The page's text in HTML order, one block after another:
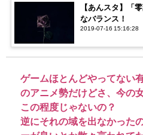
【あんスタ】「
なバランス！
2019-07-16 15:16:28
ゲームほとんどやってない
のアニメ勢だけどさ、今の
この程度じゃないの？
逆にそれの域を出なかった